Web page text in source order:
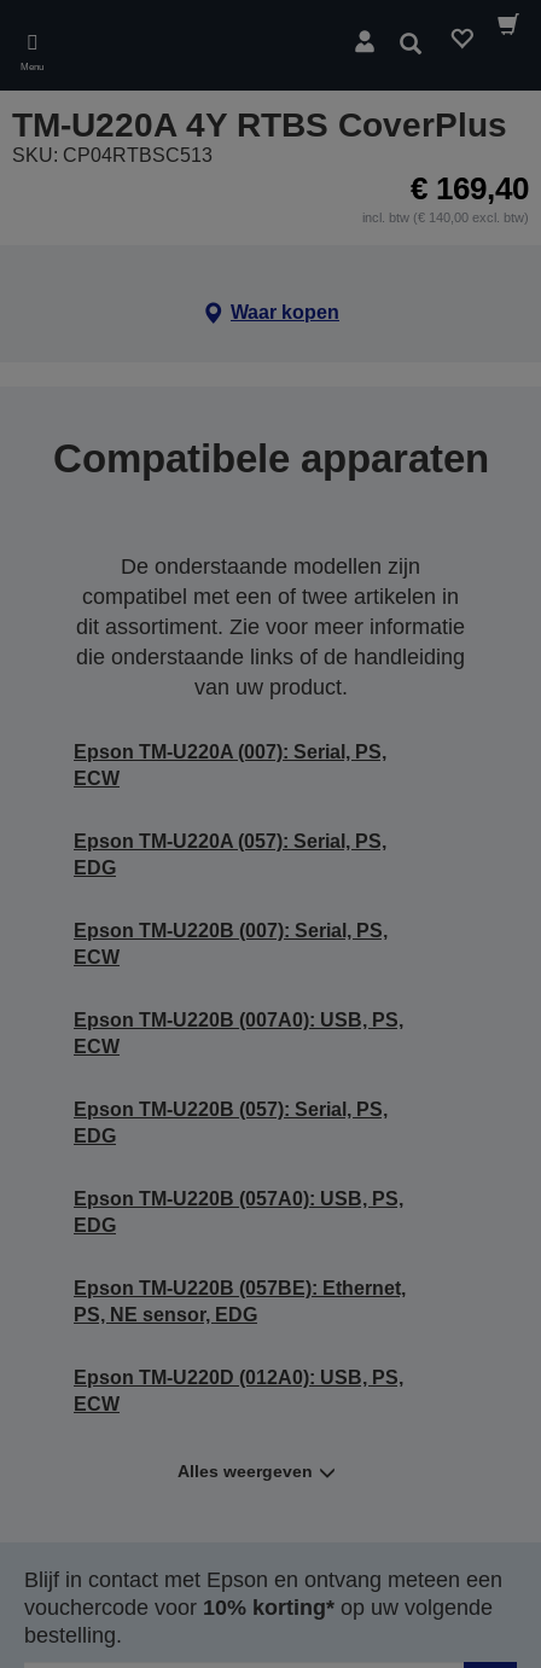
main
content
Menu
Zoeken
TM-U220A 4Y RTBS CoverPlus
SKU: CP04RTBSC513
€ 169,40
incl. btw (€ 140,00 excl. btw)
Waar kopen
Compatibele apparaten
De onderstaande modellen zijn
compatibel met een of twee artikelen in
dit assortiment. Zie voor meer informatie
die onderstaande links of de handleiding
van uw product.
Epson TM-U220A (007): Serial, PS,
ECW
Epson TM-U220A (057): Serial, PS,
EDG
Epson TM-U220B (007): Serial, PS,
ECW
Epson TM-U220B (007A0): USB, PS,
ECW
Epson TM-U220B (057): Serial, PS,
EDG
Epson TM-U220B (057A0): USB, PS,
EDG
Epson TM-U220B (057BE): Ethernet,
PS, NE sensor, EDG
Epson TM-U220D (012A0): USB, PS,
ECW
Alles weergeven
Blijf in contact met Epson en ontvang meteen een
vouchercode voor 10% korting* op uw volgende
bestelling.